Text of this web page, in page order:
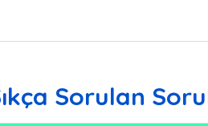
Sorulan